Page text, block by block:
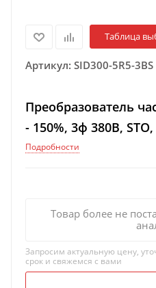
Таблица
Артикул: SID300-5R5-3BS
Преобразователь
- 150%, 3ф 380В,
Подробности
Товар более не
Запросим актуальную цену,
срок и свяжемся с вами